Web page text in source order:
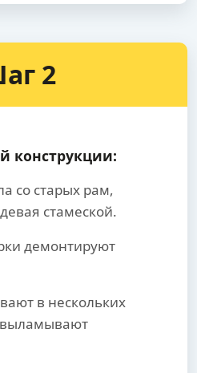
2
конструкции:
со старых рам,
стамеской.
демонтируют
в нескольких
выламывают